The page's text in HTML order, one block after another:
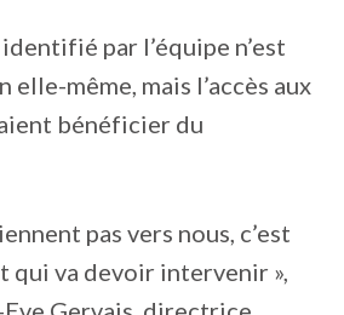
par l’équipe n’est
elle-même, mais l’accès aux
bénéficier du
pas vers nous, c’est
qui va devoir intervenir »,